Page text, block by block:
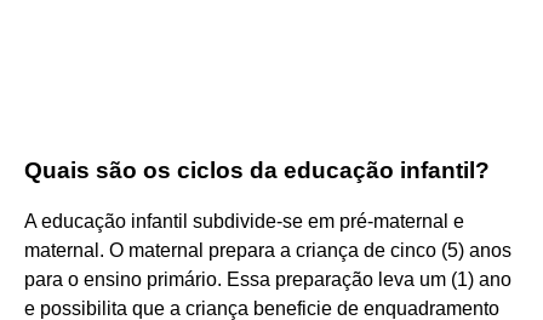
Quais são os ciclos da educação infantil?
A educação infantil subdivide-se em pré-maternal e
maternal. O maternal prepara a criança de cinco (5) anos
para o ensino primário. Essa preparação leva um (1) ano
e possibilita que a criança beneficie de enquadramento